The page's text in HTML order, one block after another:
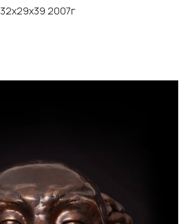
32х29х39 2007г